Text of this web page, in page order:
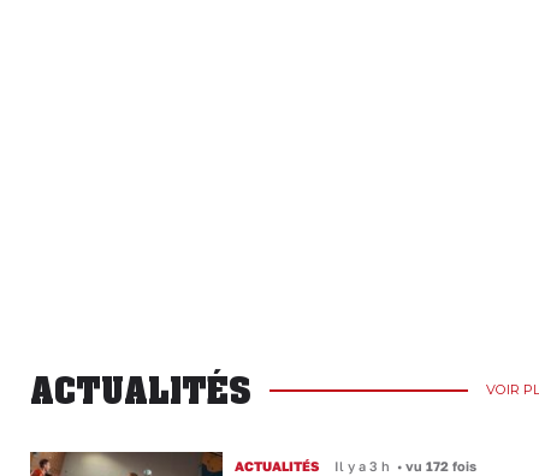
ACTUALITÉS VOIR
ACTUALITÉS Il y a 3 h •vu 172 fois